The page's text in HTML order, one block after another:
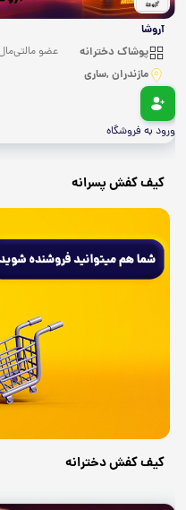
آروشا
پوشاک دخترانه
مازندران ,ساری
عضو مالتی‌مال : 30
ورود به فروشگاه
کیف کفش پسرانه
کیف کفش دخترانه